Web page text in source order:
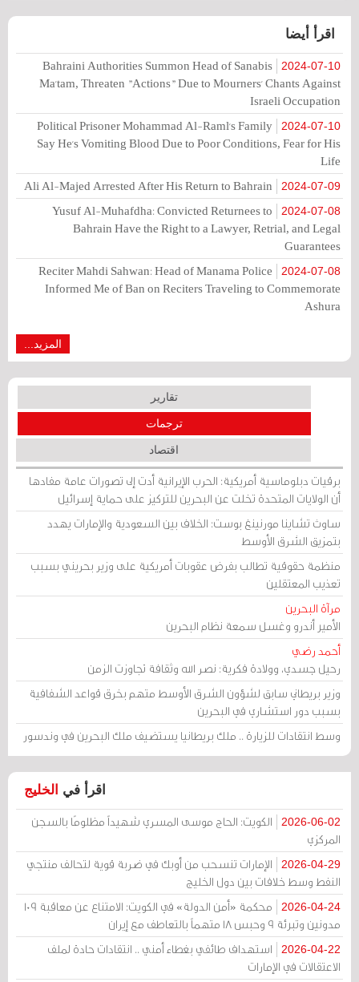
اقرأ أيضا
2024-07-10
Bahraini Authorities Summon Head of Sanabis
Ma'tam, Threaten "Actions" Due to Mourners' Chants Against
Israeli Occupation
2024-07-10
Political Prisoner Mohammad Al-Raml's Family
Say He's Vomiting Blood Due to Poor Conditions, Fear for His
Life
2024-07-09
Ali Al-Majed Arrested After His Return to Bahrain
2024-07-08
Yusuf Al-Muhafdha: Convicted Returnees to
Bahrain Have the Right to a Lawyer, Retrial, and Legal
Guarantees
2024-07-08
Reciter Mahdi Sahwan: Head of Manama Police
Informed Me of Ban on Reciters Traveling to Commemorate
Ashura
المزيد...
تقارير
ترجمات
اقتصاد
برقيات دبلوماسية أمريكية: الحرب الإيرانية أدت إلى تصورات عامة مفادها
أن الولايات المتحدة تخلت عن البحرين للتركيز على حماية إسرائيل
ساوث تشاينا مورنينغ بوست: الخلاف بين السعودية والإمارات يهدد
بتمزيق الشرق الأوسط
منظمة حقوقية تطالب بفرض عقوبات أمريكية على وزير بحريني بسبب
تعذيب المعتقلين
مرآة البحرين
الأمير أندرو وغسل سمعة نظام البحرين
أحمد رضي
رحيل جسدي، وولادة فكرية: نصر الله وثقافة تجاوزت الزمن
وزير بريطاني سابق لشؤون الشرق الأوسط متهم بخرق قواعد الشفافية
بسبب دور استشاري في البحرين
وسط انتقادات للزيارة .. ملك بريطانيا يستضيف ملك البحرين في وندسور
اقرأ في الخليج
2026-06-02
الكويت: الحاج موسى المسري شهيداً مظلومًا بالسجن
المركزي
2026-04-29
الإمارات تنسحب من أوبك في ضربة قوية لتحالف منتجي
النفط وسط خلافات بين دول الخليج
2026-04-24
محكمة «أمن الدولة» في الكويت: الامتناع عن معاقبة 109
مدونين وتبرئة 9 وحبس 18 متهماً بالتعاطف مع إيران
2026-04-22
استهداف طائفي بغطاء أمني .. انتقادات حادة لملف
الاعتقالات في الإمارات